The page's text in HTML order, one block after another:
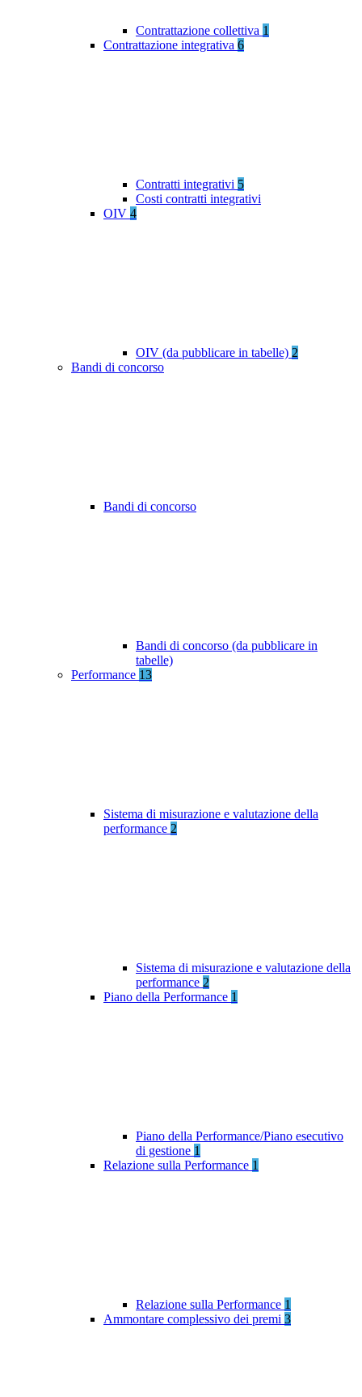
Contrattazione collettiva 1
Contrattazione integrativa 6
Contratti integrativi 5
Costi contratti integrativi
OIV 4
OIV (da pubblicare in tabelle) 2
Bandi di concorso
Bandi di concorso
Bandi di concorso (da pubblicare in
tabelle)
Performance 13
Sistema di misurazione e valutazione della
performance 2
Sistema di misurazione e valutazione della
performance 2
Piano della Performance 1
Piano della Performance/Piano esecutivo
di gestione 1
Relazione sulla Performance 1
Relazione sulla Performance 1
Ammontare complessivo dei premi 3